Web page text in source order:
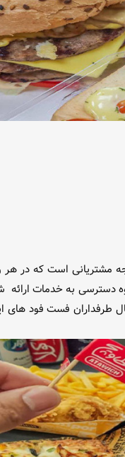
مشتریانی است که در
دسترسی به خدمات ارائه
طرفداران فست فود های